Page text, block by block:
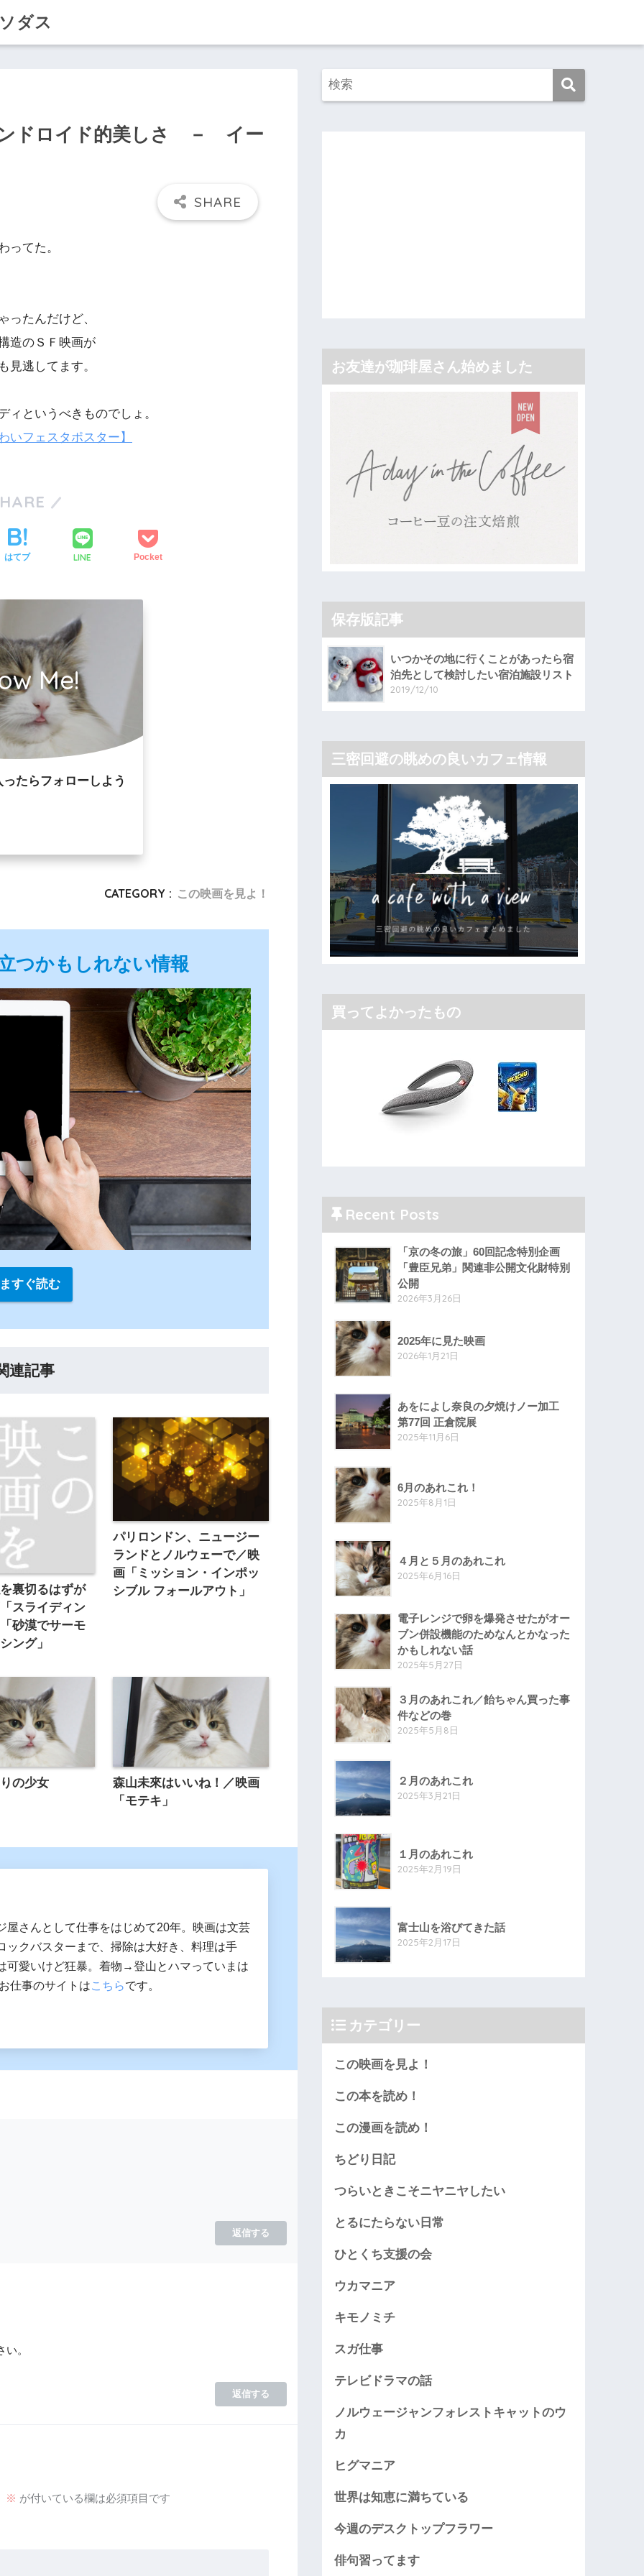
ダス
ドロイド的美しさ － イー
ってた。
ったんだけど、
造のＳＦ映画が
見逃してます。
ィというべきものでしょ。
フェスタポスター】
はてブ LINE Pocket
Me!
たらフォローしよう
CATEGORY : この映画を見よ！
つかもしれない情報
すぐ読む
連記事
裏切るはずが
スライディン
砂漠でサーモ
ング」
パリロンドン、ニュージー
ランドとノルウェーで／映
画「ミッション・インポッ
シブル フォールアウト」
の少女
森山未來はいいね！／映画
「モテキ」
屋さんとして仕事をはじめて20年。映画は文芸
ックバスターまで、掃除は大好き、料理は手
可愛いけど狂暴。着物→登山とハマっていまは
仕事のサイトは こちらです。
返信する
。
返信する
※ が付いている欄は必須項目です
お友達が珈琲屋さん始めました
保存版記事
いつかその地に行くことがあったら宿
泊先として検討したい宿泊施設リスト
2019/12/10
三密回避の眺めの良いカフェ情報
買ってよかったもの
Recent Posts
「京の冬の旅」60回記念特別企画
「豊臣兄弟」関連非公開文化財特別
公開
2026年3月26日
2025年に見た映画
2026年1月21日
あをによし奈良の夕焼けノー加工
第77回 正倉院展
2025年11月6日
6月のあれこれ！
2025年8月1日
４月と５月のあれこれ
2025年6月16日
電子レンジで卵を爆発させたがオー
ブン併設機能のためなんとかなった
かもしれない話
2025年5月27日
３月のあれこれ／飴ちゃん買った事
件などの巻
2025年5月8日
２月のあれこれ
2025年3月21日
１月のあれこれ
2025年2月19日
富士山を浴びてきた話
2025年2月17日
カテゴリー
この映画を見よ！
この本を読め！
この漫画を読め！
ちどり日記
つらいときこそニヤニヤしたい
とるにたらない日常
ひとくち支援の会
ウカマニア
キモノミチ
スガ仕事
テレビドラマの話
ノルウェージャンフォレストキャットのウ
カ
ヒグマニア
世界は知恵に満ちている
今週のデスクトップフラワー
俳句習ってます